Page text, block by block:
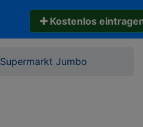
✚ Kostenlos
Supermarkt Jumbo